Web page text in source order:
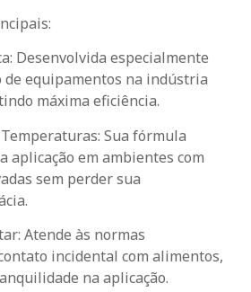
Desenvolvida especialmente
de equipamentos na indústria
máxima eficiência.
Sua fórmula
aplicação em ambientes com
sem perder sua
Atende às normas
incidental com alimentos,
na aplicação.